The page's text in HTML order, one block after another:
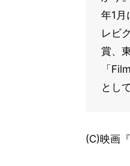
年1月
レビ
賞、
「
とし
(C)映画